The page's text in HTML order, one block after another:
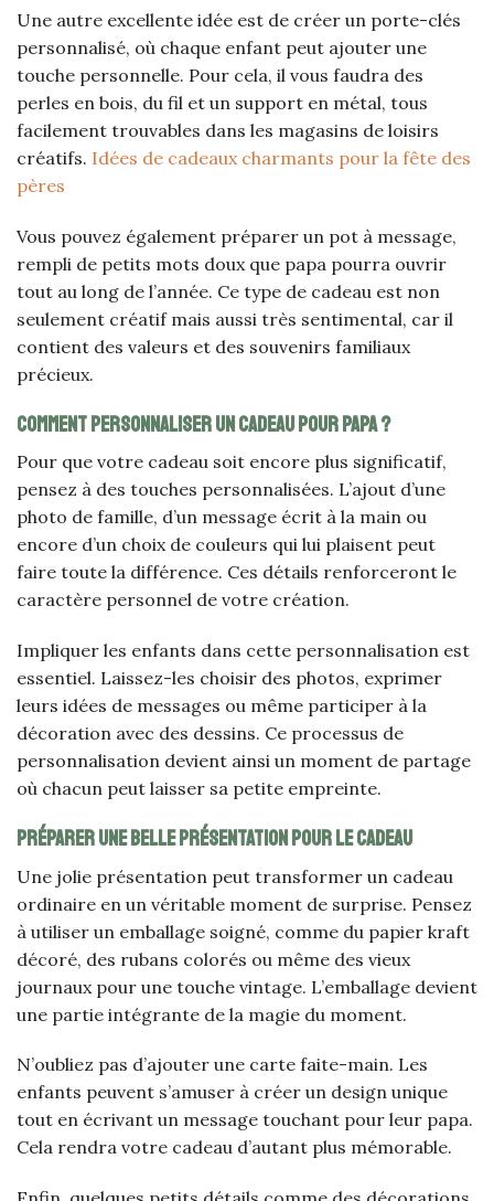
Une autre excellente idée est de créer un porte-clés
personnalisé, où chaque enfant peut ajouter une
touche personnelle. Pour cela, il vous faudra des
perles en bois, du fil et un support en métal, tous
facilement trouvables dans les magasins de loisirs
créatifs. Idées de cadeaux charmants pour la fête des
pères
Vous pouvez également préparer un pot à message,
rempli de petits mots doux que papa pourra ouvrir
tout au long de l’année. Ce type de cadeau est non
seulement créatif mais aussi très sentimental, car il
contient des valeurs et des souvenirs familiaux
précieux.
Comment personnaliser un cadeau pour papa ?
Pour que votre cadeau soit encore plus significatif,
pensez à des touches personnalisées. L’ajout d’une
photo de famille, d’un message écrit à la main ou
encore d’un choix de couleurs qui lui plaisent peut
faire toute la différence. Ces détails renforceront le
caractère personnel de votre création.
Impliquer les enfants dans cette personnalisation est
essentiel. Laissez-les choisir des photos, exprimer
leurs idées de messages ou même participer à la
décoration avec des dessins. Ce processus de
personnalisation devient ainsi un moment de partage
où chacun peut laisser sa petite empreinte.
Préparer une belle présentation pour le cadeau
Une jolie présentation peut transformer un cadeau
ordinaire en un véritable moment de surprise. Pensez
à utiliser un emballage soigné, comme du papier kraft
décoré, des rubans colorés ou même des vieux
journaux pour une touche vintage. L’emballage devient
une partie intégrante de la magie du moment.
N’oubliez pas d’ajouter une carte faite-main. Les
enfants peuvent s’amuser à créer un design unique
tout en écrivant un message touchant pour leur papa.
Cela rendra votre cadeau d’autant plus mémorable.